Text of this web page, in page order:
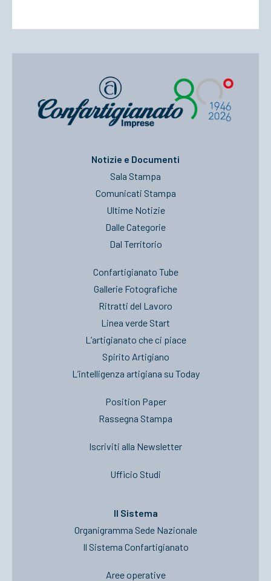
Notizie e Documenti
Sala Stampa
Comunicati Stampa
Ultime Notizie
Dalle Categorie
Dal Territorio
Confartigianato Tube
Gallerie Fotografiche
Ritratti del Lavoro
Linea verde Start
L’artigianato che ci piace
Spirito Artigiano
L’intelligenza artigiana su Today
Position Paper
Rassegna Stampa
Iscriviti alla Newsletter
Ufficio Studi
Il Sistema
Organigramma Sede Nazionale
Il Sistema Confartigianato
Aree operative